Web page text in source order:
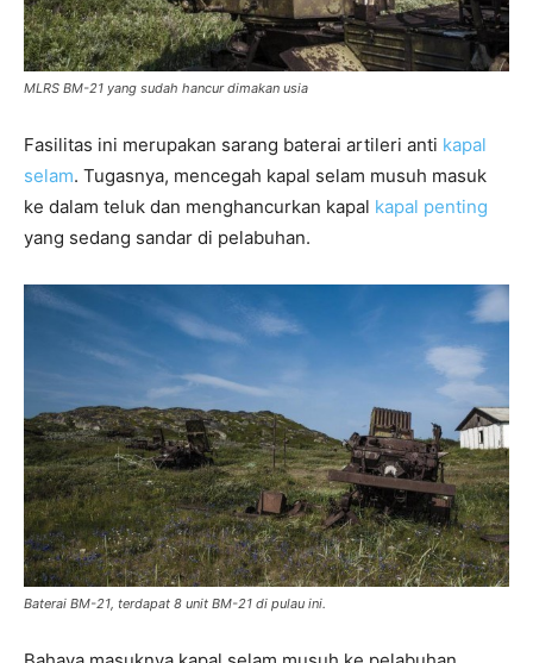
MLRS BM-21 yang sudah hancur dimakan usia
Fasilitas ini merupakan sarang baterai artileri anti kapal
selam. Tugasnya, mencegah kapal selam musuh masuk
ke dalam teluk dan menghancurkan kapal kapal penting
yang sedang sandar di pelabuhan.
Baterai BM-21, terdapat 8 unit BM-21 di pulau ini.